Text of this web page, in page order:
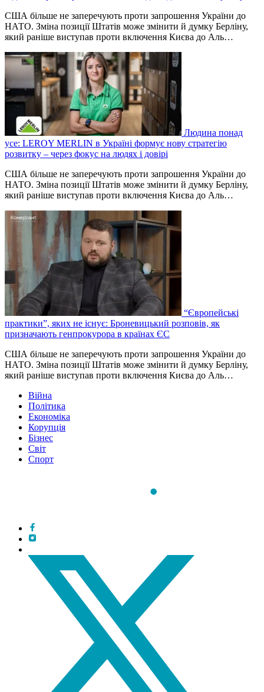
США більше не заперечують проти запрошення України до
НАТО. Зміна позиції Штатів може змінити й думку Берліну,
який раніше виступав проти включення Києва до Аль…
Людина понад
усе: LEROY MERLIN в Україні формує нову стратегію
розвитку – через фокус на людях і довірі
США більше не заперечують проти запрошення України до
НАТО. Зміна позиції Штатів може змінити й думку Берліну,
який раніше виступав проти включення Києва до Аль…
“Європейські
практики”, яких не існує: Броневицький розповів, як
призначають генпрокурора в країнах ЄС
США більше не заперечують проти запрошення України до
НАТО. Зміна позиції Штатів може змінити й думку Берліну,
який раніше виступав проти включення Києва до Аль…
Війна
Політика
Економіка
Корупція
Бізнес
Світ
Спорт